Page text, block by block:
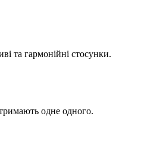
та гармонійні стосунки.
одне одного.